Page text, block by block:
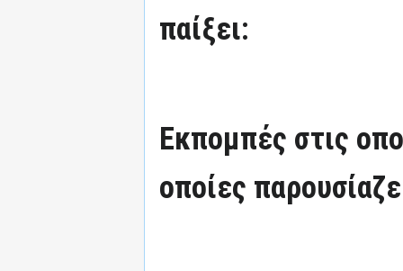
παίξει:
Εκπομπές στις
οποίες